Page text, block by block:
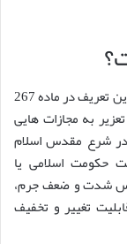
است که این تعریف در ماده 267
به مجازات هایی
در شرع مقدس اسلام
اسلامی یا
شدت و ضعف جرم،
تغییر و تخفیف